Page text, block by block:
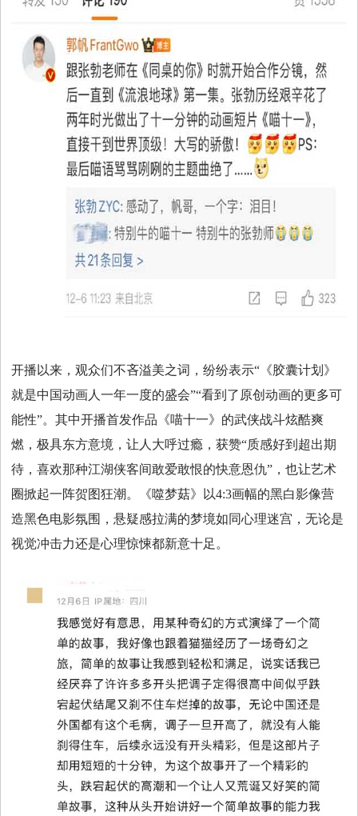
开播以来，观众们不吝溢美之词，纷纷表示“《胶囊计划》
就是中国动画人一年一度的盛会”“看到了原创动画的更多可
能性”。其中开播首发作品《喵十一》的武侠战斗炫酷爽
燃，极具东方意境，让人大呼过瘾，获赞“质感好到超出期
待，喜欢那种江湖侠客间敢爱敢恨的快意恩仇”，也让艺术
圈掀起一阵贺图狂潮。《噬梦菇》以4:3画幅的黑白影像营
造黑色电影氛围，悬疑感拉满的梦境如同心理迷宫，无论是
视觉冲击力还是心理惊悚都新意十足。